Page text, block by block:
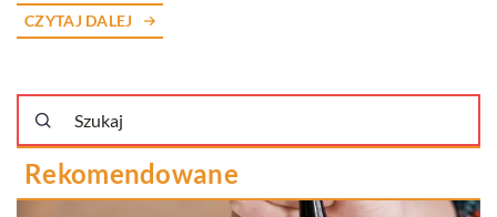
CZYTAJ DALEJ
Rekomendowane